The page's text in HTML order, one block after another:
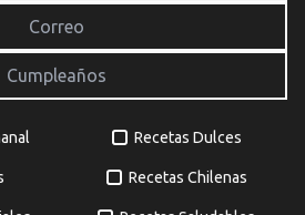
Recetas Dulces
Recetas Chilenas